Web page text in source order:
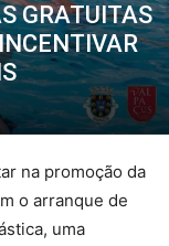
GRATUITAS
na promoção da
o arranque de
uma